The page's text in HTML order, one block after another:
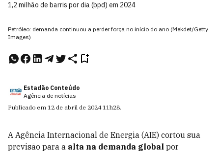
1,2 milhão de barris por dia (bpd) em 2024
Petróleo: demanda continuou a perder força no início do ano (Mekdet/Getty
Images)
Estadão Conteúdo
Agência de notícias
Publicado em 12 de abril de 2024 11h28.
A Agência Internacional de Energia (AIE) cortou sua
previsão para a alta na demanda global por